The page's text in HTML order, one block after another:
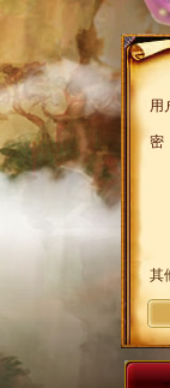
用
密
其